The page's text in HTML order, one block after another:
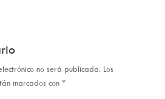
no será publicada. Los
marcados con *